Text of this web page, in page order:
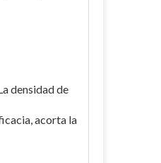
densidad de
acorta la